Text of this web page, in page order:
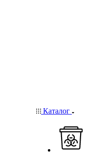
Каталог